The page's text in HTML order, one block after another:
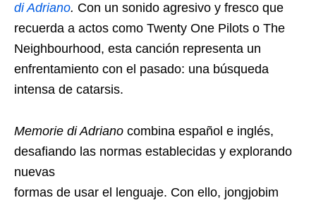
di Adriano. Con un sonido agresivo y fresco que
recuerda a actos como Twenty One Pilots o The
Neighbourhood, esta canción representa un
enfrentamiento con el pasado: una búsqueda
intensa de catarsis.
Memorie di Adriano combina español e inglés,
desafiando las normas establecidas y explorando
nuevas
formas de usar el lenguaje. Con ello, jongjobim